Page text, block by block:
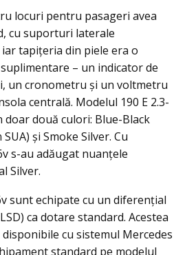
locuri pentru pasageri avea
cu suporturi laterale
tapiţeria din piele era o
– un indicator de
un cronometru și un voltmetru
centrală. Modelul 190 E 2.3-
doar două culori: Blue-Black
şi Smoke Silver. Cu
s-au adăugat nuanţele
Silver.
sunt echipate cu un diferențial
ca dotare standard. Acestea
cu sistemul Mercedes
standard pe modelul